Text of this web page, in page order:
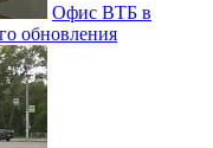
Офис ВТБ в
обновления